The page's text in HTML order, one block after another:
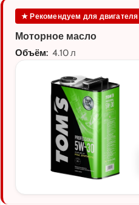
★ Рекомендуем для двигателя
Моторное масло
Объём: 4.10 л